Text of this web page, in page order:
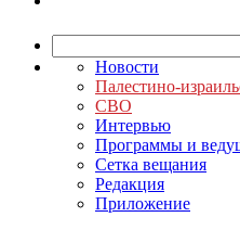
Новости
Палестино-
СВО
Интервью
Программы и
Сетка вещания
Редакция
Приложение